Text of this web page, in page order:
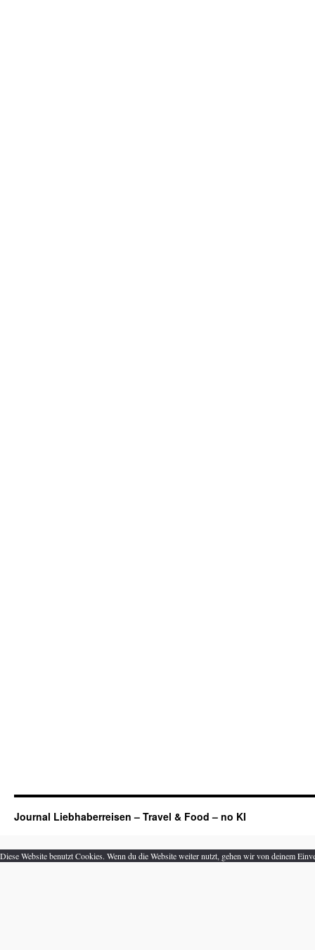
Journal Liebhaberreisen – Travel & Food – no KI
Diese Website benutzt Cookies. Wenn du die Website weiter nutzt, gehen wir von deinem